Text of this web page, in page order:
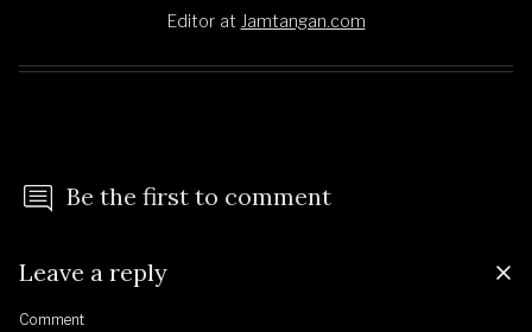
Editor at Jamtangan.com
Be the first to comment
Leave a reply
Comment